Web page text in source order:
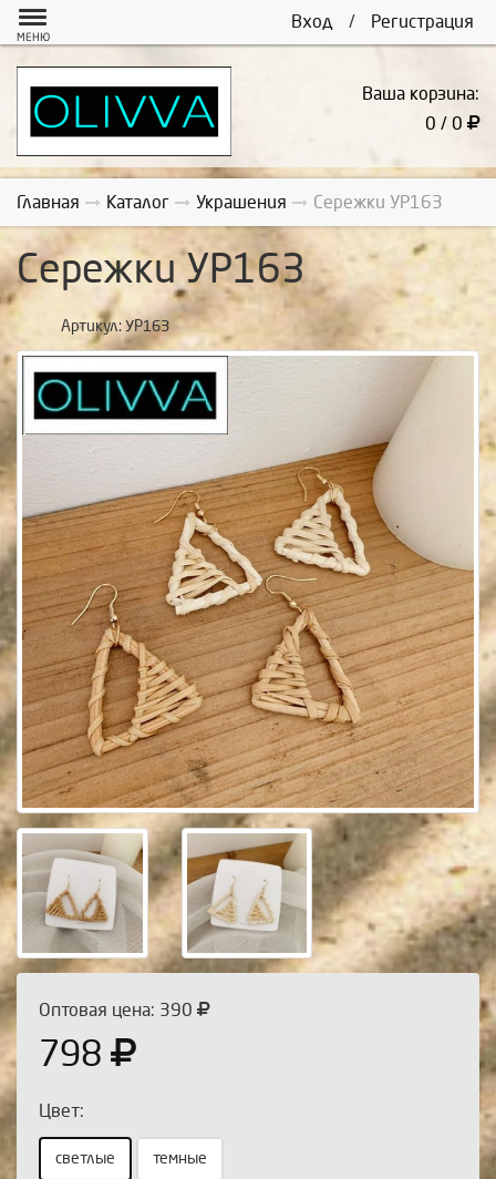
Вход / Регистрация
МЕНЮ
Ваша корзина:
0 / 0
Главная Каталог Украшения Сережки УР163
Сережки УР163
Артикул: УР163
Оптовая цена: 390
798
Цвет:
светлые темные